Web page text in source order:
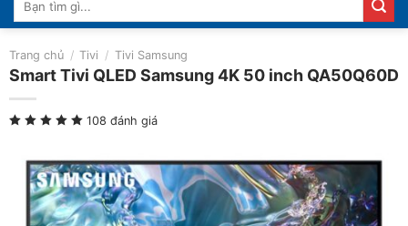
kiếm:
Trang chủ / Tivi / Tivi Samsung
Smart Tivi QLED Samsung 4K 50 inch QA50Q60D
108 đánh giá